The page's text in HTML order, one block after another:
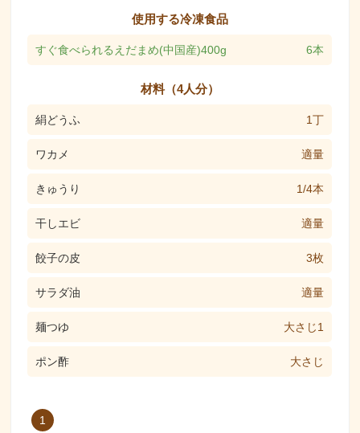
使用する冷凍食品
すぐ食べられるえだまめ(中国産)400g 6本
材料（4人分）
絹どうふ 1丁
ワカメ 適量
きゅうり 1/4本
干しエビ 適量
餃子の皮 3枚
サラダ油 適量
麺つゆ 大さじ1
ポン酢 大さじ
1